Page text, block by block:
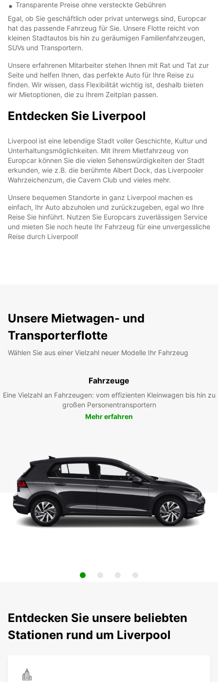
Transparente Preise ohne versteckte Gebühren
Egal, ob Sie geschäftlich oder privat unterwegs sind, Europcar
hat das passende Fahrzeug für Sie. Unsere Flotte reicht von
kleinen Stadtautos bis hin zu geräumigen Familienfahrzeugen,
SUVs und Transportern.
Unsere erfahrenen Mitarbeiter stehen Ihnen mit Rat und Tat zur
Seite und helfen Ihnen, das perfekte Auto für Ihre Reise zu
finden. Wir wissen, dass Flexibilität wichtig ist, deshalb bieten
wir Mietoptionen, die zu Ihrem Zeitplan passen.
Entdecken Sie Liverpool
Liverpool ist eine lebendige Stadt voller Geschichte, Kultur und
Unterhaltungsmöglichkeiten. Mit Ihrem Mietfahrzeug von
Europcar können Sie die vielen Sehenswürdigkeiten der Stadt
erkunden, wie z.B. die berühmte Albert Dock, das Liverpooler
Wahrzeichenzum, die Cavern Club und vieles mehr.
Unsere bequemen Standorte in ganz Liverpool machen es
einfach, Ihr Auto abzuholen und zurückzugeben, egal wo Ihre
Reise Sie hinführt. Nutzen Sie Europcars zuverlässigen Service
und mieten Sie noch heute Ihr Fahrzeug für eine unvergessliche
Reise durch Liverpool!
Unsere Mietwagen- und
Transporterflotte
Wählen Sie aus einer Vielzahl neuer Modelle Ihr Fahrzeug
Fahrzeuge
Eine Vielzahl an Fahrzeugen: vom effizienten Kleinwagen bis hin zu
großen Personentransportern
Mehr erfahren
Entdecken Sie unsere beliebten
Stationen rund um Liverpool